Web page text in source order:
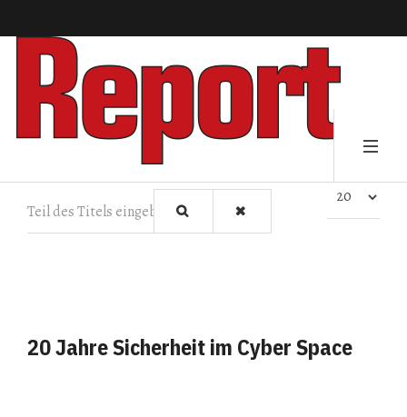
Teil des Titels eingeben Anzeige #
20 Jahre Sicherheit im Cyber Space